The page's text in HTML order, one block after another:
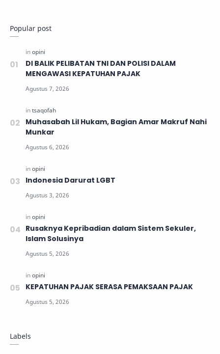
Popular post
DI BALIK PELIBATAN TNI DAN POLISI DALAM
MENGAWASI KEPATUHAN PAJAK
Muhasabah Lil Hukam, Bagian Amar Makruf Nahi
Munkar
Indonesia Darurat LGBT
Rusaknya Kepribadian dalam Sistem Sekuler,
Islam Solusinya
KEPATUHAN PAJAK SERASA PEMAKSAAN PAJAK
Labels